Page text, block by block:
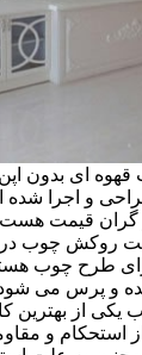
ای بدون اپن
و اجرا
گران قیمت
روکش چوب در
طرح چوب
و پرس می
از بهترین
استحکام و